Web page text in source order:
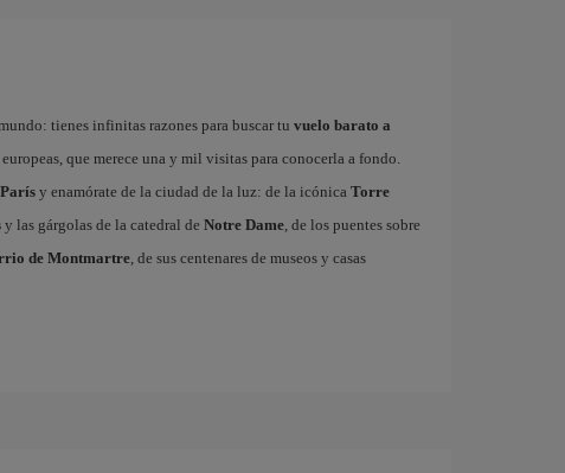
tienes infinitas razones para buscar tu vuelo barato a
que merece una y mil visitas para conocerla a fondo.
y enamórate de la ciudad de la luz: de la icónica Torre
y las gárgolas de la catedral de Notre Dame, de los puentes sobre
de Montmartre, de sus centenares de museos y casas